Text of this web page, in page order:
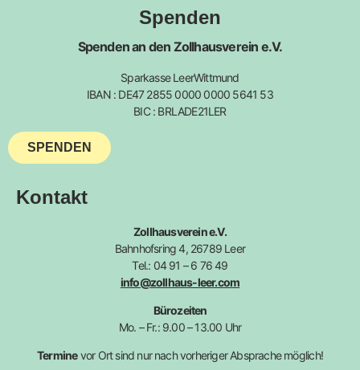
Spenden
Spenden an den Zollhausverein e.V.
Sparkasse LeerWittmund
IBAN : DE47 2855 0000 0000 5641 53
BIC : BRLADE21LER
SPENDEN
Kontakt
Zollhausverein e.V.
Bahnhofsring 4, 26789 Leer
Tel.: 04 91 – 6 76 49
info@zollhaus-leer.com
Bürozeiten
Mo. – Fr.: 9.00 – 13.00 Uhr
Terminevor Ort sind nur nach vorheriger Absprache möglich!